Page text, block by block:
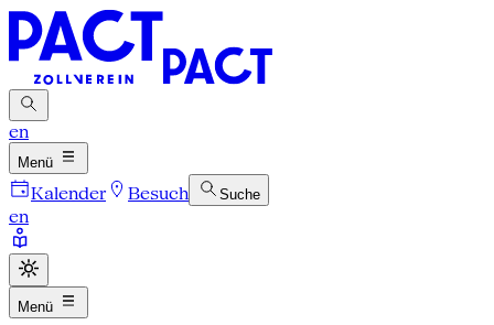
en
Menü
Kalender Besuch Suche
en
Menü